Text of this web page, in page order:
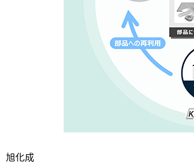
旭化成